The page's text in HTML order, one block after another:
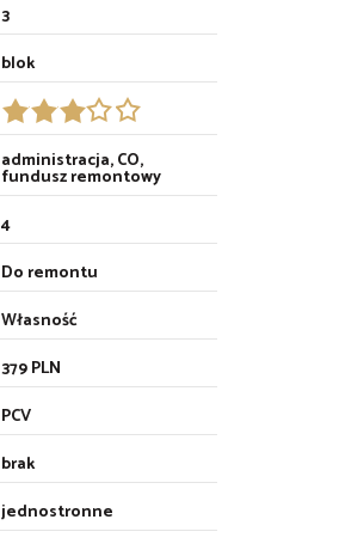
3
blok
administracja, CO,
fundusz remontowy
4
Do remontu
Własność
379 PLN
PCV
brak
jednostronne